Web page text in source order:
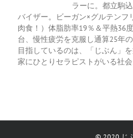
ラーに。都立駒
バイザー。ビーガン×グルテンフ
肉食！）体脂肪率19％＆平熱36
台、慢性疲労を克服し通算25年
目指しているのは、「じぶん」
家にひとりセラピストがいる社会